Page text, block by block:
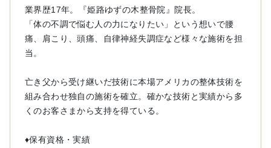
業界歴17年。『姫路ゆずの木整骨院』院長。
「体の不調で悩む人の力になりたい」という想いで腰
痛、肩こり、頭痛、自律神経失調症など様々な施術を担
当。
亡き父から受け継いだ技術に本場アメリカの整体技術を
組み合わせ独自の施術を確立。確かな技術と実績から多
くのお客さまから支持を得ている。
♦︎保有資格・実績